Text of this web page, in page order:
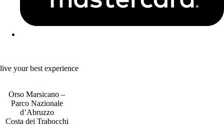
live your best experience
Orso Marsicano –
Parco Nazionale
d’Abruzzo
Costa dei Trabocchi